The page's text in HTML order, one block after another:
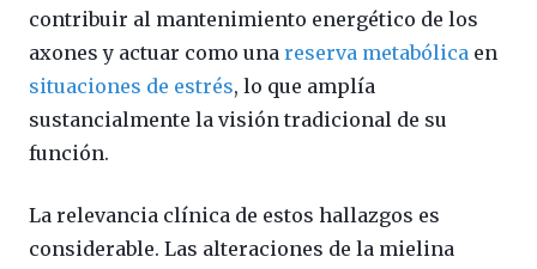
contribuir al mantenimiento energético de los
axones y actuar como una reserva metabólica en
situaciones de estrés, lo que amplía
sustancialmente la visión tradicional de su
función.
La relevancia clínica de estos hallazgos es
considerable. Las alteraciones de la mielina